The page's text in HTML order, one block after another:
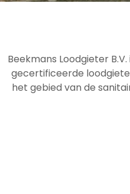
Beekmans Loodgieter
gecertificeerde
het gebied van de